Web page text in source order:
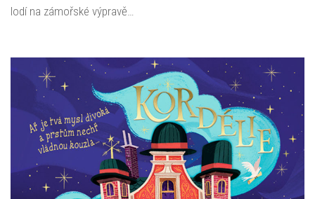
lodí na zámořské výpravě…